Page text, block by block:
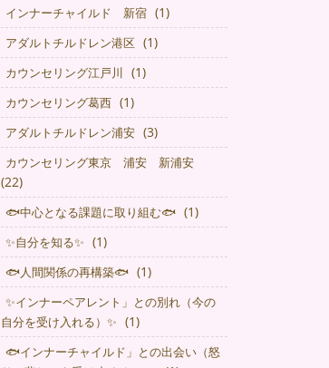
インナーチャイルド 新宿 (1)
アダルトチルドレン港区 (1)
カウンセリング江戸川 (1)
カウンセリング葛西 (1)
アダルトチルドレン浦安 (3)
カウンセリング東京 浦安 新浦安
(22)
🐟中心となる課題に取り組む🐟 (1)
✨自分を知る✨ (1)
🐟人間関係の再構築🐟 (1)
✨インナーペアレント」との別れ（今の
自分を受け入れる）✨ (1)
🐟インナーチャイルド」との出会い（怒